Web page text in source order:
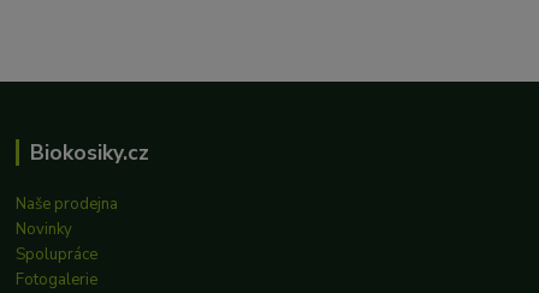
Biokosiky.cz
Naše prodejna
Novinky
Spolupráce
Fotogalerie